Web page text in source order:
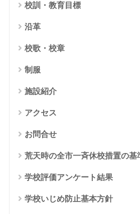
校訓・教育目標
沿革
校歌・校章
制服
施設紹介
アクセス
お問合せ
荒天時の全市一斉休校措置の基
学校評価アンケート結果
学校いじめ防止基本方針